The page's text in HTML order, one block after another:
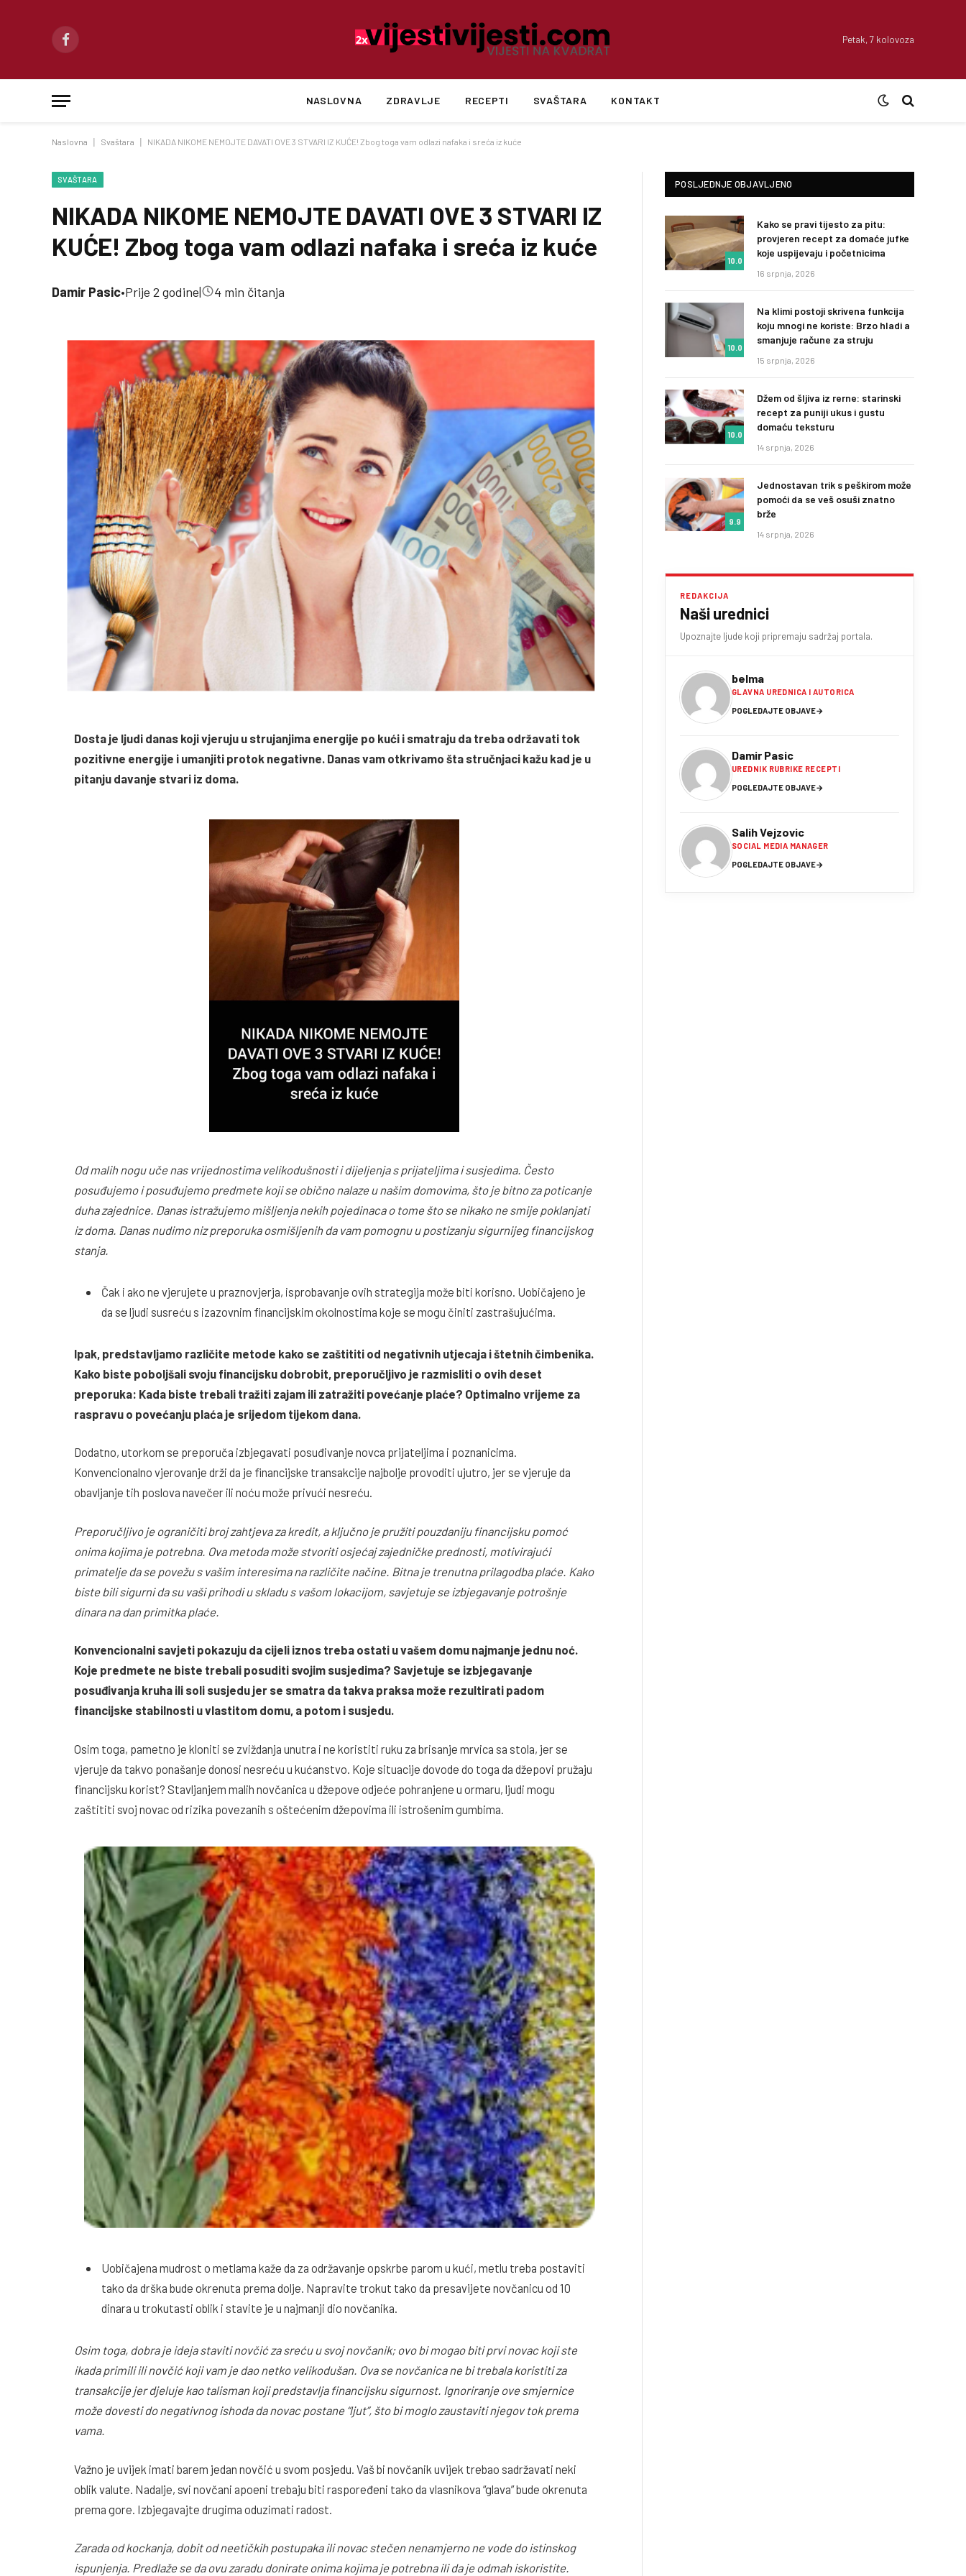
Facebook
Petak, 7 kolovoza
NASLOVNA ZDRAVLJE RECEPTI SVAŠTARA KONTAKT
Naslovna Svaštara NIKADA NIKOME NEMOJTE DAVATI OVE 3 STVARI IZ KUĆE! Zbog toga vam odlazi nafaka i sreća iz kuće
SVAŠTARA
NIKADA NIKOME NEMOJTE DAVATI OVE 3 STVARI IZ
KUĆE! Zbog toga vam odlazi nafaka i sreća iz kuće
Damir Pasic•Prije 2 godine| 4 min čitanja
Dosta je ljudi danas koji vjeruju u strujanjima energije po kući i smatraju da treba održavati tok
pozitivne energije i umanjiti protok negativne. Danas vam otkrivamo šta stručnjaci kažu kad je u
pitanju davanje stvari iz doma.
Od malih nogu uče nas vrijednostima velikodušnosti i dijeljenja s prijateljima i susjedima. Često
posuđujemo i posuđujemo predmete koji se obično nalaze u našim domovima, što je bitno za poticanje
duha zajednice. Danas istražujemo mišljenja nekih pojedinaca o tome što se nikako ne smije poklanjati
iz doma. Danas nudimo niz preporuka osmišljenih da vam pomognu u postizanju sigurnijeg financijskog
stanja.
Čak i ako ne vjerujete u praznovjerja, isprobavanje ovih strategija može biti korisno. Uobičajeno je
da se ljudi susreću s izazovnim financijskim okolnostima koje se mogu činiti zastrašujućima.
Ipak, predstavljamo različite metode kako se zaštititi od negativnih utjecaja i štetnih čimbenika.
Kako biste poboljšali svoju financijsku dobrobit, preporučljivo je razmisliti o ovih deset
preporuka: Kada biste trebali tražiti zajam ili zatražiti povećanje plaće? Optimalno vrijeme za
raspravu o povećanju plaća je srijedom tijekom dana.
Dodatno, utorkom se preporuča izbjegavati posuđivanje novca prijateljima i poznanicima.
Konvencionalno vjerovanje drži da je financijske transakcije najbolje provoditi ujutro, jer se vjeruje da
obavljanje tih poslova navečer ili noću može privući nesreću.
Preporučljivo je ograničiti broj zahtjeva za kredit, a ključno je pružiti pouzdaniju financijsku pomoć
onima kojima je potrebna. Ova metoda može stvoriti osjećaj zajedničke prednosti, motivirajući
primatelje da se povežu s vašim interesima na različite načine. Bitna je trenutna prilagodba plaće. Kako
biste bili sigurni da su vaši prihodi u skladu s vašom lokacijom, savjetuje se izbjegavanje potrošnje
dinara na dan primitka plaće.
Konvencionalni savjeti pokazuju da cijeli iznos treba ostati u vašem domu najmanje jednu noć.
Koje predmete ne biste trebali posuditi svojim susjedima? Savjetuje se izbjegavanje
posuđivanja kruha ili soli susjedu jer se smatra da takva praksa može rezultirati padom
financijske stabilnosti u vlastitom domu, a potom i susjedu.
Osim toga, pametno je kloniti se zviždanja unutra i ne koristiti ruku za brisanje mrvica sa stola, jer se
vjeruje da takvo ponašanje donosi nesreću u kućanstvo. Koje situacije dovode do toga da džepovi pružaju
financijsku korist? Stavljanjem malih novčanica u džepove odjeće pohranjene u ormaru, ljudi mogu
zaštititi svoj novac od rizika povezanih s oštećenim džepovima ili istrošenim gumbima.
Uobičajena mudrost o metlama kaže da za održavanje opskrbe parom u kući, metlu treba postaviti
tako da drška bude okrenuta prema dolje. Napravite trokut tako da presavijete novčanicu od 10
dinara u trokutasti oblik i stavite je u najmanji dio novčanika.
Osim toga, dobra je ideja staviti novčić za sreću u svoj novčanik; ovo bi mogao biti prvi novac koji ste
ikada primili ili novčić koji vam je dao netko velikodušan. Ova se novčanica ne bi trebala koristiti za
transakcije jer djeluje kao talisman koji predstavlja financijsku sigurnost. Ignoriranje ove smjernice
može dovesti do negativnog ishoda da novac postane “ljut”, što bi moglo zaustaviti njegov tok prema
vama.
Važno je uvijek imati barem jedan novčić u svom posjedu. Vaš bi novčanik uvijek trebao sadržavati neki
oblik valute. Nadalje, svi novčani apoeni trebaju biti raspoređeni tako da vlasnikova “glava” bude okrenuta
prema gore. Izbjegavajte drugima oduzimati radost.
Zarada od kockanja, dobit od neetičkih postupaka ili novac stečen nenamjerno ne vode do istinskog
ispunjenja. Predlaže se da ovu zaradu donirate onima kojima je potrebna ili da je odmah iskoristite.
POSLJEDNJE OBJAVLJENO
10.0
Kako se pravi tijesto za pitu:
provjeren recept za domaće jufke
koje uspijevaju i početnicima
16 srpnja, 2026
10.0
Na klimi postoji skrivena funkcija
koju mnogi ne koriste: Brzo hladi a
smanjuje račune za struju
15 srpnja, 2026
10.0
Džem od šljiva iz rerne: starinski
recept za puniji ukus i gustu
domaću teksturu
14 srpnja, 2026
9.9
Jednostavan trik s peškirom može
pomoći da se veš osuši znatno
brže
14 srpnja, 2026
REDAKCIJA
Naši urednici
Upoznajte ljude koji pripremaju sadržaj portala.
belma
GLAVNA UREDNICA I AUTORICA
POGLEDAJTE OBJAVE→
Damir Pasic
UREDNIK RUBRIKE RECEPTI
POGLEDAJTE OBJAVE→
Salih Vejzovic
SOCIAL MEDIA MANAGER
POGLEDAJTE OBJAVE→